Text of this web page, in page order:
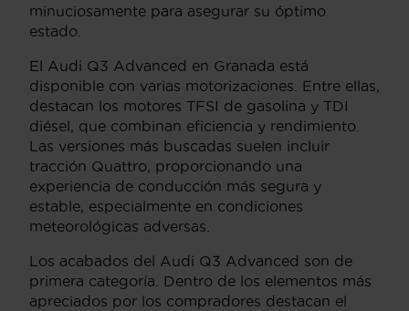
minuciosamente para asegurar su óptimo
estado.
El Audi Q3 Advanced en Granada está
disponible con varias motorizaciones. Entre ellas,
destacan los motores TFSI de gasolina y TDI
diésel, que combinan eficiencia y rendimiento.
Las versiones más buscadas suelen incluir
tracción Quattro, proporcionando una
experiencia de conducción más segura y
estable, especialmente en condiciones
meteorológicas adversas.
Los acabados del Audi Q3 Advanced son de
primera categoría. Dentro de los elementos más
apreciados por los compradores destacan el